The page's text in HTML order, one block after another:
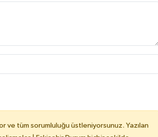
ve tüm sorumluluğu üstleniyorsunuz. Yazılan